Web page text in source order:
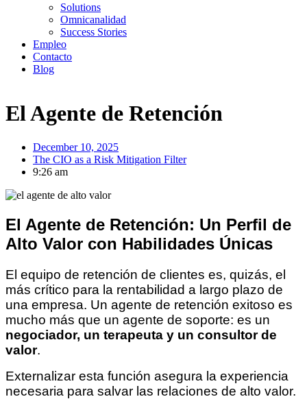
Solutions
Omnicanalidad
Success Stories
Empleo
Contacto
Blog
El Agente de Retención
December 10, 2025
The CIO as a Risk Mitigation Filter
9:26 am
El Agente de Retención: Un Perfil de
Alto Valor con Habilidades Únicas
El equipo de retención de clientes es, quizás, el
más crítico para la rentabilidad a largo plazo de
una empresa. Un agente de retención exitoso es
mucho más que un agente de soporte: es un
negociador, un terapeuta y un consultor de
valor.
Externalizar esta función asegura la experiencia
necesaria para salvar las relaciones de alto valor.